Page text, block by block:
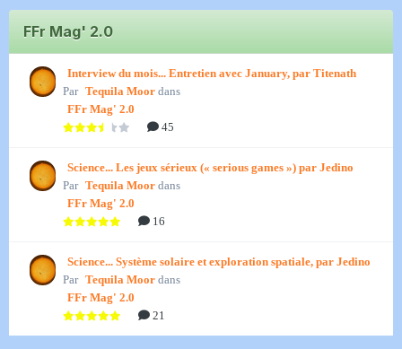
FFr Mag' 2.0
Interview du mois... Entretien avec January, par Titenath
Par Tequila Moor dans
FFr Mag' 2.0
45
Science... Les jeux sérieux (« serious games ») par Jedino
Par Tequila Moor dans
FFr Mag' 2.0
16
Science... Système solaire et exploration spatiale, par Jedino
Par Tequila Moor dans
FFr Mag' 2.0
21